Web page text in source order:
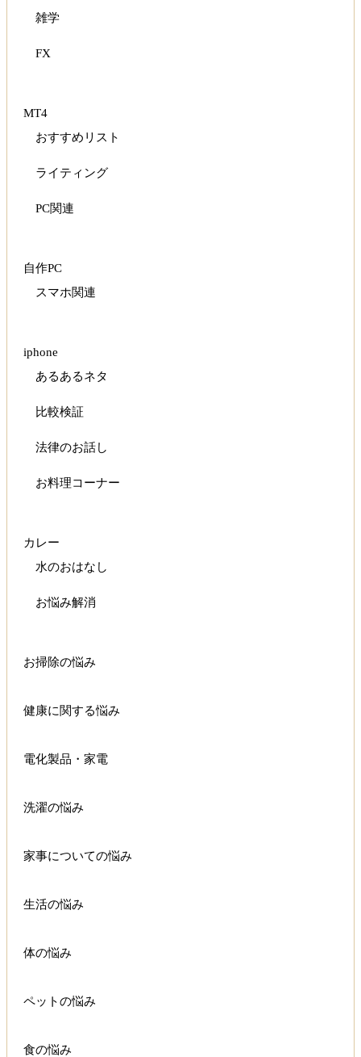
雑学
FX
MT4
おすすめリスト
ライティング
PC関連
自作PC
スマホ関連
iphone
あるあるネタ
比較検証
法律のお話し
お料理コーナー
カレー
水のおはなし
お悩み解消
お掃除の悩み
健康に関する悩み
電化製品・家電
洗濯の悩み
家事についての悩み
生活の悩み
体の悩み
ペットの悩み
食の悩み